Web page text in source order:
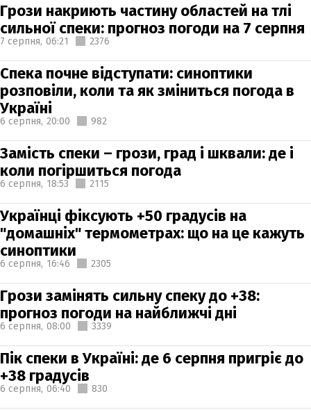
Грози накриють частину областей на тлі
сильної спеки: прогноз погоди на 7 серпня
7 серпня, 06:21 2376
Спека почне відступати: синоптики
розповіли, коли та як зміниться погода в
Україні
6 серпня, 20:00 982
Замість спеки – грози, град і шквали: де і
коли погіршиться погода
6 серпня, 18:53 2115
Українці фіксують +50 градусів на
"домашніх" термометрах: що на це кажуть
синоптики
6 серпня, 16:46 2305
Грози замінять сильну спеку до +38:
прогноз погоди на найближчі дні
6 серпня, 08:00 3339
Пік спеки в Україні: де 6 серпня пригріє до
+38 градусів
6 серпня, 06:40 830